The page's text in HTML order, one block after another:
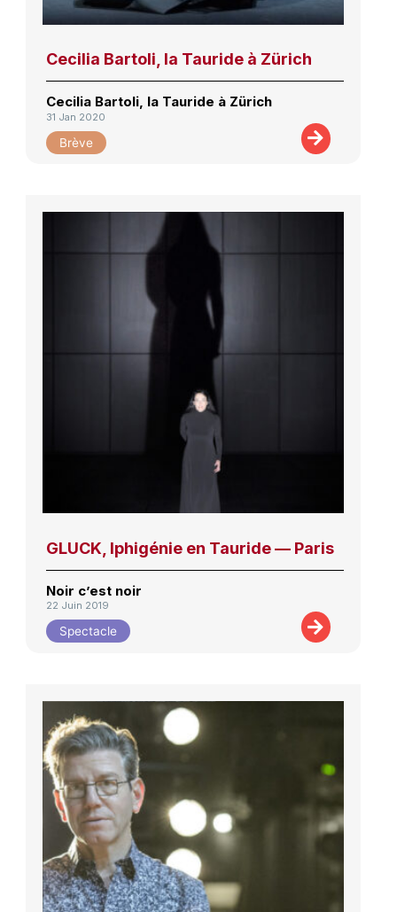
Cecilia Bartoli, la Tauride à Zürich
Cecilia Bartoli, la Tauride à Zürich
31 Jan 2020
Brève
GLUCK, Iphigénie en Tauride — Paris
Noir c’est noir
22 Juin 2019
Spectacle